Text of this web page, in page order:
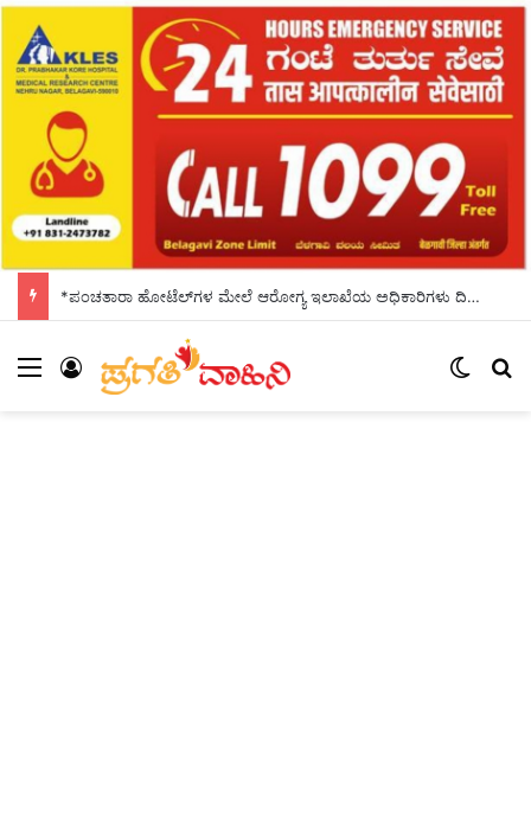
*ಪಂಚತಾರಾ ಹೋಟೆಲ್‌ಗಳ ಮೇಲೆ ಆರೋಗ್ಯ ಇಲಾಖೆಯ ಅಧಿಕಾರಿಗಳು ದಿಢೀರ್ ದಾಳಿ*
Menu Log In